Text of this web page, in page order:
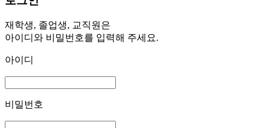
재학생, 졸업생, 교직원은
아이디와 비밀번호를 입력해 주세요.
아이디
비밀번호